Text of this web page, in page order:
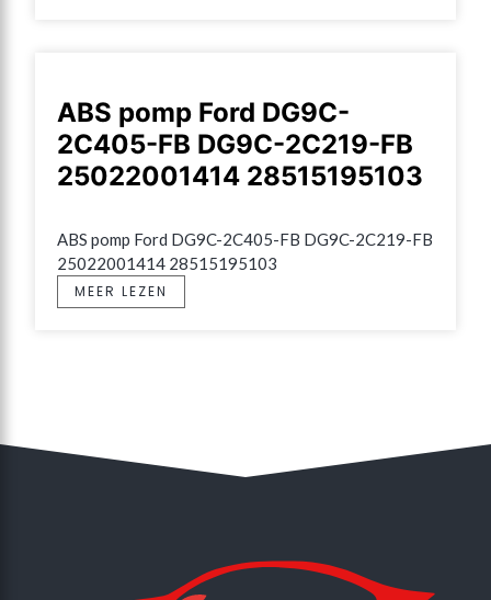
ABS pomp Ford DG9C-
2C405-FB DG9C-2C219-FB
25022001414 28515195103
ABS pomp Ford DG9C-2C405-FB DG9C-2C219-FB
25022001414 28515195103
MEER LEZEN